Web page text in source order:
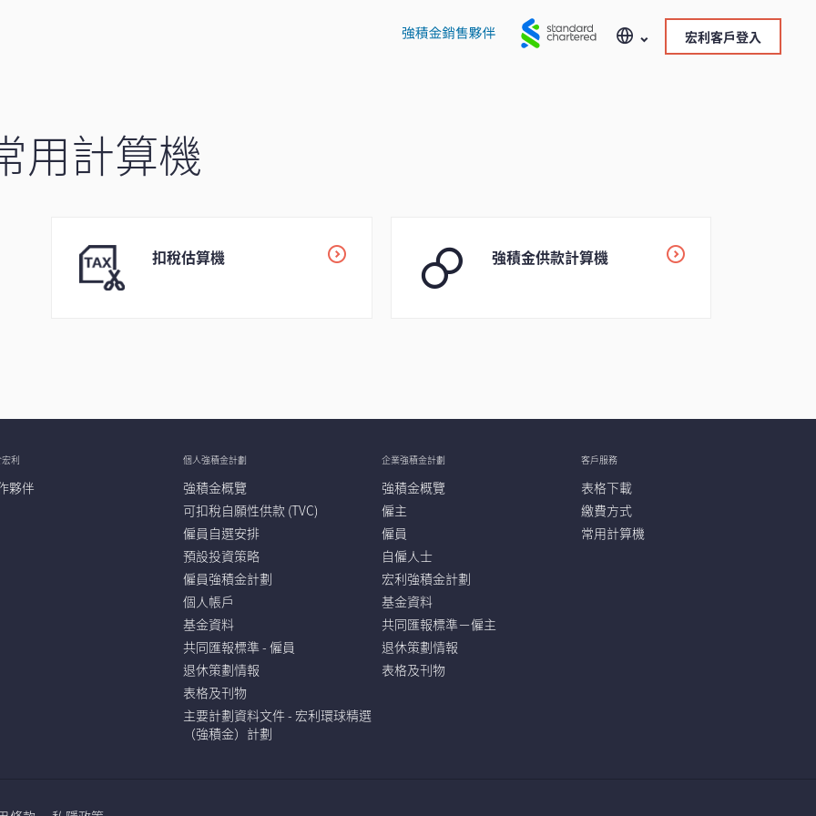
宏利客戶登入
用計算機
扣稅估算機 強積金供款計算機
利
夥伴
個人強積金計劃
強積金概覽
可扣稅自願性供款 (TVC)
僱員自選安排
預設投資策略
僱員強積金計劃
個人帳戶
基金資料
共同匯報標準 - 僱員
退休策劃情報
表格及刊物
主要計劃資料文件 - 宏利環球精選
（強積金）計劃
企業強積金計劃
強積金概覽
僱主
僱員
自僱人士
宏利強積金計劃
基金資料
共同匯報標準－僱主
退休策劃情報
表格及刊物
客戶服務
表格下載
繳費方式
常用計算機